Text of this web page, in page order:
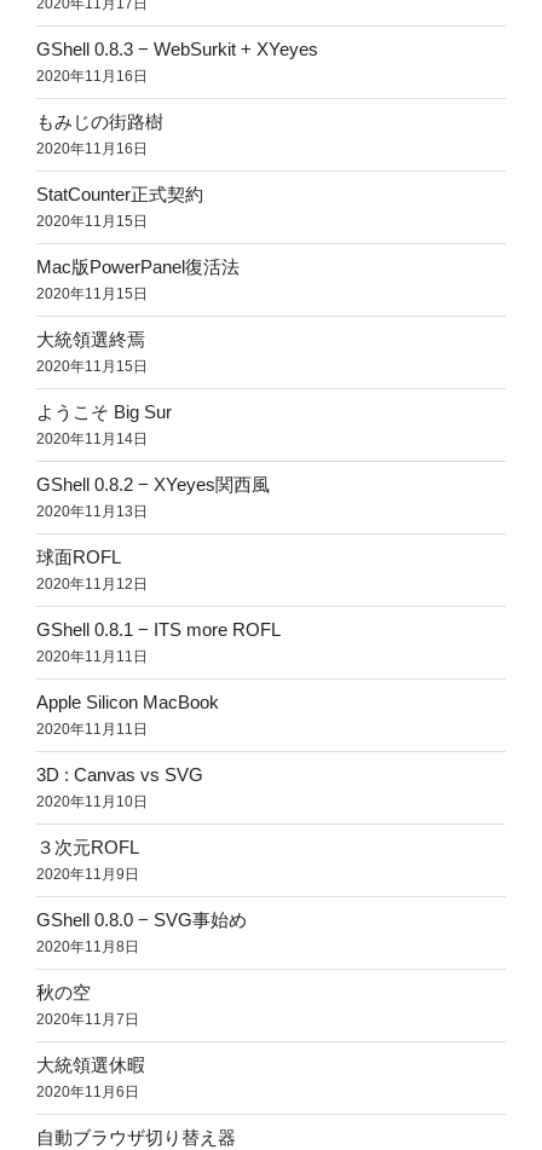
2020年11月17日
GShell 0.8.3 − WebSurkit + XYeyes
2020年11月16日
もみじの街路樹
2020年11月16日
StatCounter正式契約
2020年11月15日
Mac版PowerPanel復活法
2020年11月15日
大統領選終焉
2020年11月15日
ようこそ Big Sur
2020年11月14日
GShell 0.8.2 − XYeyes関西風
2020年11月13日
球面ROFL
2020年11月12日
GShell 0.8.1 − ITS more ROFL
2020年11月11日
Apple Silicon MacBook
2020年11月11日
3D : Canvas vs SVG
2020年11月10日
３次元ROFL
2020年11月9日
GShell 0.8.0 − SVG事始め
2020年11月8日
秋の空
2020年11月7日
大統領選休暇
2020年11月6日
自動ブラウザ切り替え器